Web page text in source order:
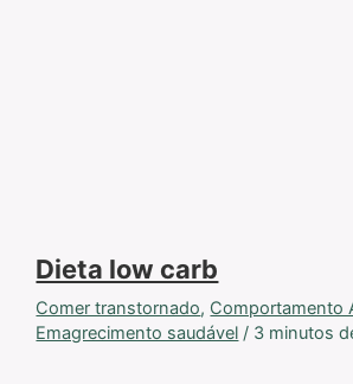
Dieta low carb
Comer transtornado, Comportamento
Emagrecimento saudável / 3 minutos